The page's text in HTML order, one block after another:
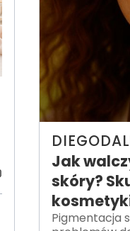
Jak
skóry?
Pigmentacja